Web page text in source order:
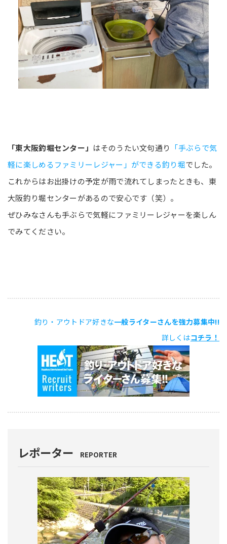
「東大阪釣堀センター」 はそのうたい文句通り 「手ぶらで気
軽に楽しめるファミリーレジャー」ができる釣り堀でした。
これからはお出掛けの予定が雨で流れてしまったときも、東
大阪釣り堀センターがあるので安心です（笑）。
ぜひみなさんも手ぶらで気軽にファミリーレジャーを楽しん
でみてください。
釣り・アウトドア好きな一般ライターさんを強力募集中!!
詳しくはコチラ！
レポーター REPORTER